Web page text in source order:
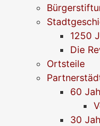
1250
Die
Ortsteile
60
30